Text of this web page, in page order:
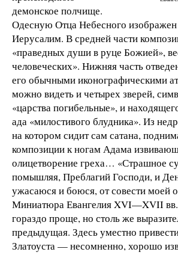
демонское полчище.
Одесную Отца Небесного
Иерусалим. В средней части
«праведных души в руце Божией»,
человеческих». Нижняя часть
его обычными иконографическими
можно видеть и четырех зверей,
«царства погибельные», и
ада «милостивого блудника». Из
на котором сидит сам сатана,
композиции к ногам Адама
олицетворение греха… «Страшное
помышляя, Преблагий Господи, и
ужасаюся и боюся, от совести моей
Миниатюра Евангелия XVI—XVII
гораздо проще, но столь же
предыдущая. Здесь уместно
Златоуста — несомненно, хорошо